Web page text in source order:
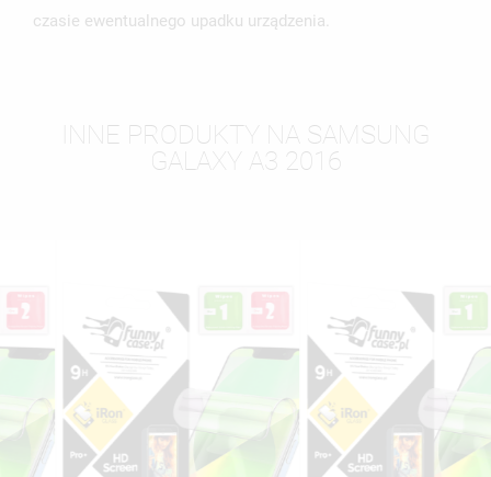
czasie ewentualnego upadku urządzenia.
INNE PRODUKTY NA SAMSUNG
GALAXY A3 2016